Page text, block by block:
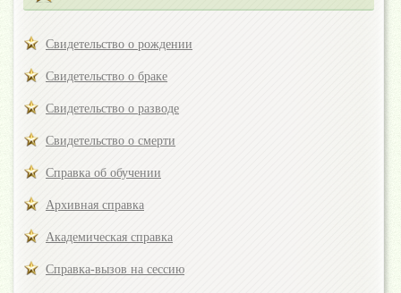
Свидетельство о рождении
Свидетельство о браке
Свидетельство о разводе
Свидетельство о смерти
Справка об обучении
Архивная справка
Академическая справка
Справка-вызов на сессию